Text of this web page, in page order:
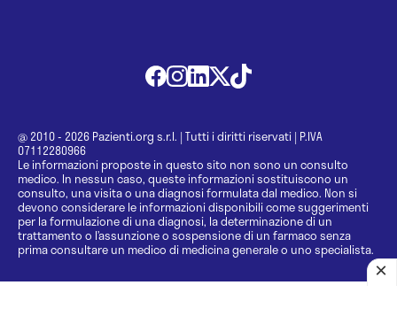
@ 2010 - 2026 Pazienti.org s.r.l. | Tutti i diritti riservati | P.IVA
07112280966
Le informazioni proposte in questo sito non sono un consulto
medico. In nessun caso, queste informazioni sostituiscono un
consulto, una visita o una diagnosi formulata dal medico. Non si
devono considerare le informazioni disponibili come suggerimenti
per la formulazione di una diagnosi, la determinazione di un
trattamento o l’assunzione o sospensione di un farmaco senza
prima consultare un medico di medicina generale o uno specialista.